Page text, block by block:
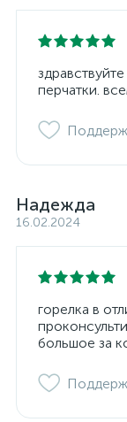
перчатки.
Надежда
16.02.2024
горелка в
большое за